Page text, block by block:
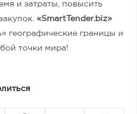
и затраты, повысить
«SmartTender.biz»
географические границы и
точки мира!